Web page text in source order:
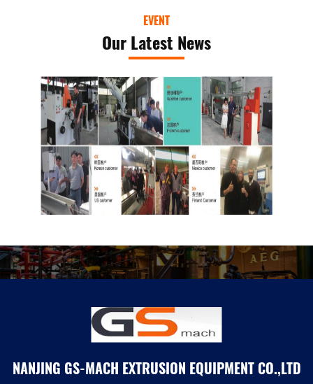
EVENT
Our Latest News
NANJING GS-MACH EXTRUSION EQUIPMENT CO.,LTD